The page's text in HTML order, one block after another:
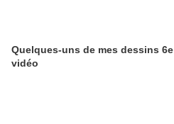
Quelques-uns de mes dessins 6e
vidéo